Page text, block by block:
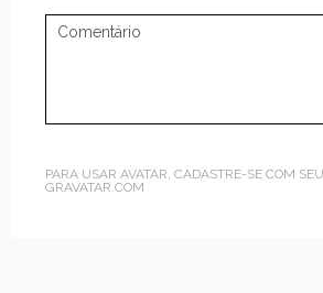
PARA USAR AVATAR, CADASTRE-SE COM
GRAVATAR.COM